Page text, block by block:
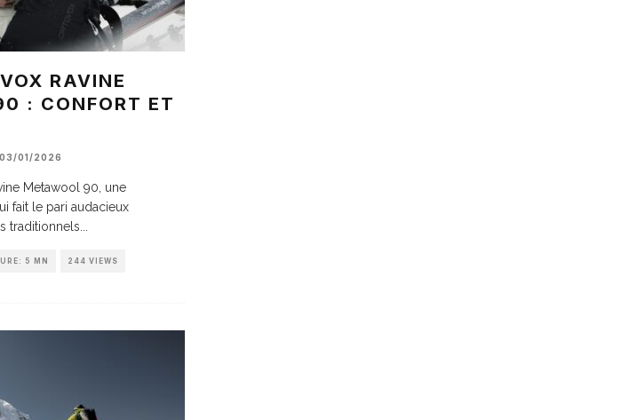
RAVINE
: CONFORT ET
03/01/2026
Metawool 90, une
fait le pari audacieux
traditionnels
5 MN 244 VIEWS